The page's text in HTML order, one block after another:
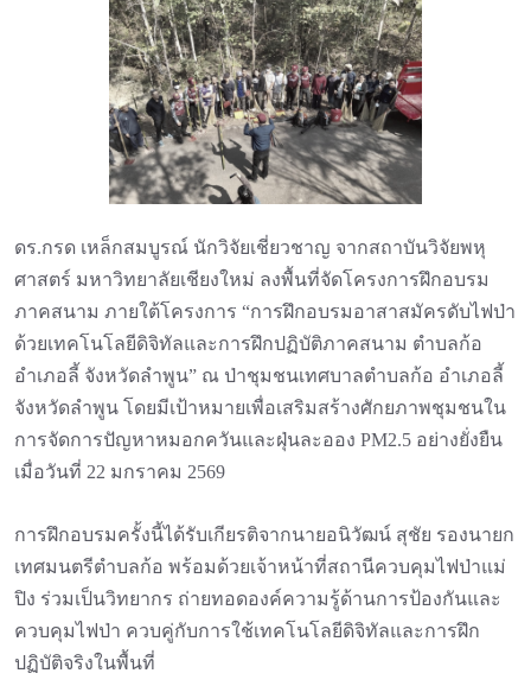
ดร.กรด เหล็กสมบูรณ์ นักวิจัยเชี่ยวชาญ จากสถาบันวิจัยพหุ
ศาสตร์ มหาวิทยาลัยเชียงใหม่ ลงพื้นที่จัดโครงการฝึกอบรม
ภาคสนาม ภายใต้โครงการ “การฝึกอบรมอาสาสมัครดับไฟป่า
ด้วยเทคโนโลยีดิจิทัลและการฝึกปฏิบัติภาคสนาม ตำบลก้อ
อำเภอลี้ จังหวัดลำพูน” ณ ป่าชุมชนเทศบาลตำบลก้อ อำเภอลี้
จังหวัดลำพูน โดยมีเป้าหมายเพื่อเสริมสร้างศักยภาพชุมชนใน
การจัดการปัญหาหมอกควันและฝุ่นละออง PM2.5 อย่างยั่งยืน
เมื่อวันที่ 22 มกราคม 2569
การฝึกอบรมครั้งนี้ได้รับเกียรติจากนายอนิวัฒน์ สุชัย รองนายก
เทศมนตรีตำบลก้อ พร้อมด้วยเจ้าหน้าที่สถานีควบคุมไฟป่าแม่
ปิง ร่วมเป็นวิทยากร ถ่ายทอดองค์ความรู้ด้านการป้องกันและ
ควบคุมไฟป่า ควบคู่กับการใช้เทคโนโลยีดิจิทัลและการฝึก
ปฏิบัติจริงในพื้นที่